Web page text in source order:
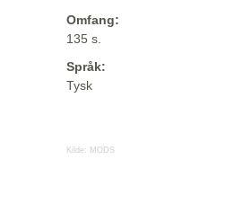
Omfang:
135 s.
Språk:
Tysk
Kilde: MODS